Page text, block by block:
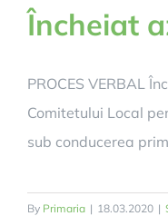
Încheiat
PROCES VERBAL
Comitetului Local
sub conducerea
By Primaria | 18.03.2020 |